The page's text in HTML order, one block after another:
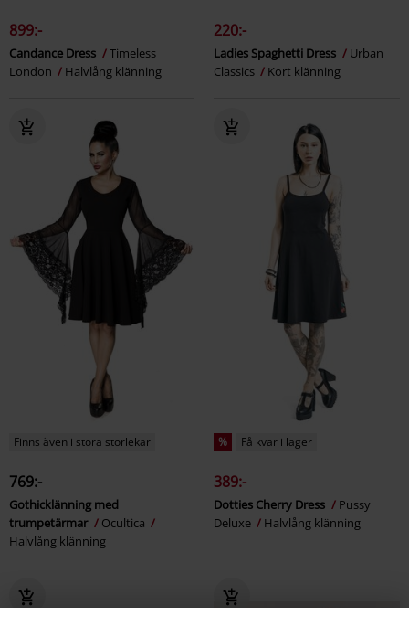
899:-
Candance Dress
Timeless
London
Halvlång klänning
220:-
Ladies Spaghetti Dress
Urban
Classics
Kort klänning
Finns även i stora storlekar
769:-
Gothicklänning med
trumpetärmar
Ocultica
Halvlång klänning
% Få kvar i lager
389:-
Dotties Cherry Dress
Pussy
Deluxe
Halvlång klänning